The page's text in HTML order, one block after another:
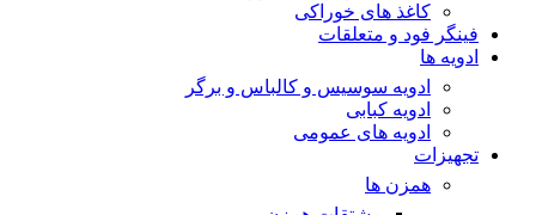
کاغذ های خوراکی
فینگر فود و متعلقات
ادویه ها
ادویه سوسیس و کالباس و برگر
ادویه کبابی
ادویه های عمومی
تجهیزات
همزن ها